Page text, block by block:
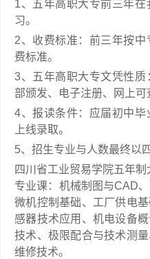
1、五年高职大专前三年
习。
2、收费标准：前三年按
费标准。
3、五年高职大专文凭性
部颁发、电子注册、网上可
4、报读条件：应届初中毕
上线录取。
5、招生专业与人数最终以
四川省工业贸易学院五年
专业课：机械制图与CAD
微机控制基础、工厂供电
感器技术应用、机电设备
技术、极限配合与技术测
维修技术。